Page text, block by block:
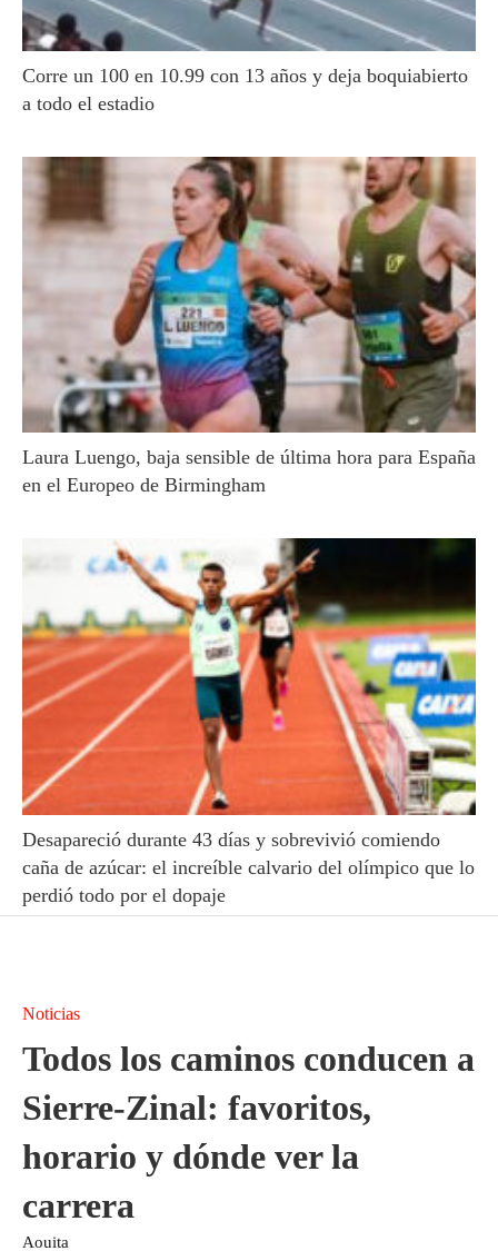
Corre un 100 en 10.99 con 13 años y deja boquiabierto
a todo el estadio
Laura Luengo, baja sensible de última hora para España
en el Europeo de Birmingham
Desapareció durante 43 días y sobrevivió comiendo
caña de azúcar: el increíble calvario del olímpico que lo
perdió todo por el dopaje